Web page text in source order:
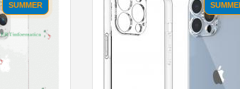
SUMMER